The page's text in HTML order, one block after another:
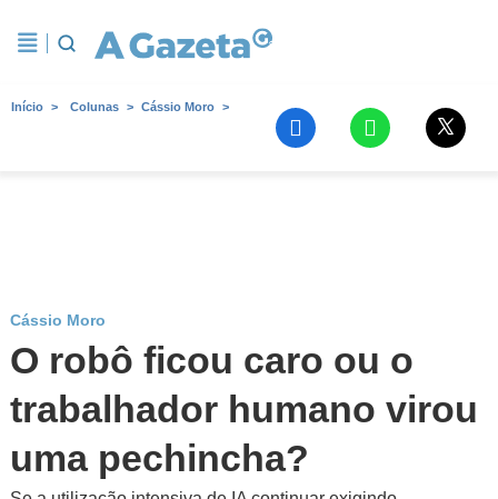
Início Colunas Cássio Moro
Cássio Moro
O robô ficou caro ou o
trabalhador humano virou
uma pechincha?